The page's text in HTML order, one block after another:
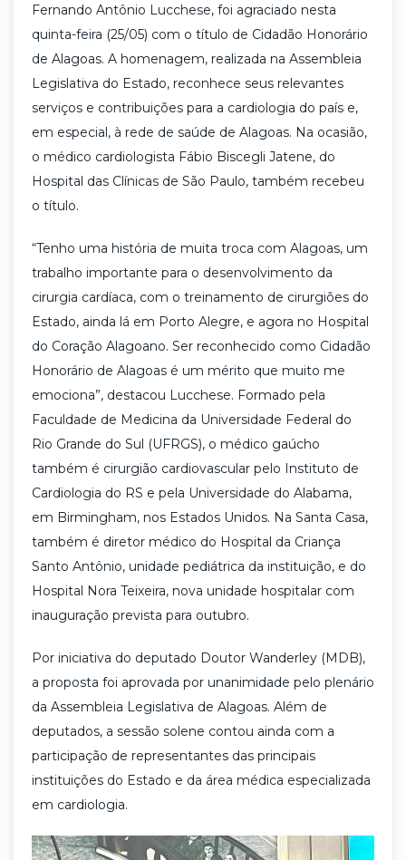
Fernando Antônio Lucchese, foi agraciado nesta
quinta-feira (25/05) com o título de Cidadão Honorário
de Alagoas. A homenagem, realizada na Assembleia
Legislativa do Estado, reconhece seus relevantes
serviços e contribuições para a cardiologia do país e,
em especial, à rede de saúde de Alagoas. Na ocasião,
o médico cardiologista Fábio Biscegli Jatene, do
Hospital das Clínicas de São Paulo, também recebeu
o título.
“Tenho uma história de muita troca com Alagoas, um
trabalho importante para o desenvolvimento da
cirurgia cardíaca, com o treinamento de cirurgiões do
Estado, ainda lá em Porto Alegre, e agora no Hospital
do Coração Alagoano. Ser reconhecido como Cidadão
Honorário de Alagoas é um mérito que muito me
emociona”, destacou Lucchese. Formado pela
Faculdade de Medicina da Universidade Federal do
Rio Grande do Sul (UFRGS), o médico gaúcho
também é cirurgião cardiovascular pelo Instituto de
Cardiologia do RS e pela Universidade do Alabama,
em Birmingham, nos Estados Unidos. Na Santa Casa,
também é diretor médico do Hospital da Criança
Santo Antônio, unidade pediátrica da instituição, e do
Hospital Nora Teixeira, nova unidade hospitalar com
inauguração prevista para outubro.
Por iniciativa do deputado Doutor Wanderley (MDB),
a proposta foi aprovada por unanimidade pelo plenário
da Assembleia Legislativa de Alagoas. Além de
deputados, a sessão solene contou ainda com a
participação de representantes das principais
instituições do Estado e da área médica especializada
em cardiologia.